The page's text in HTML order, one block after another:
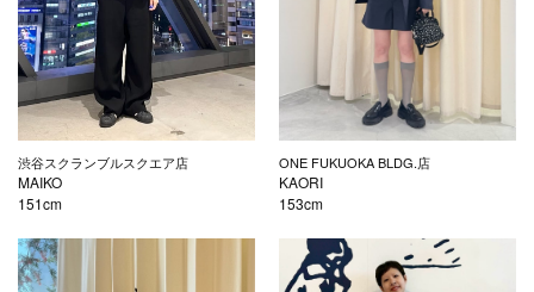
渋谷スクランブルスクエア店
MAIKO
151cm
ONE FUKUOKA BLDG.店
KAORI
153cm